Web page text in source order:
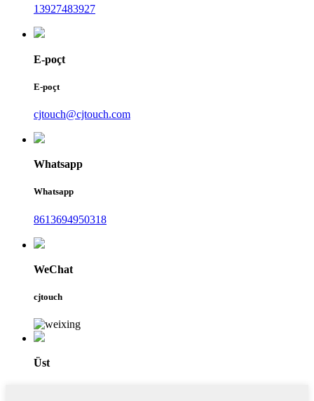
13927483927
E-poçt
E-poçt
cjtouch@cjtouch.com
Whatsapp
Whatsapp
8613694950318
WeChat
cjtouch
Üst